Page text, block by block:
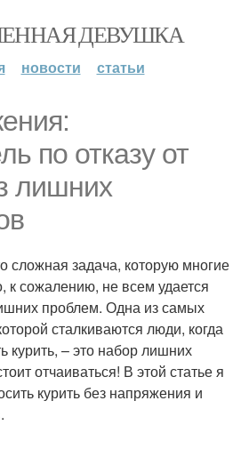
ДЕВУШКА
новости статьи
по отказу от
лишних
сложная задача, которую многие
сожалению, не всем удается
проблем. Одна из самых
сталкиваются люди, когда
курить, – это набор лишних
отчаиваться! В этой статье я
курить без напряжения и